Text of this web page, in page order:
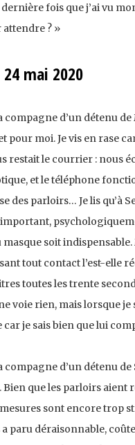
fois que j’ai vu
? »
mai 2020
compagne d’un détenu
pour moi. Je vis en rase
restait le courrier : nous
et le téléphone
des parloirs… Je lis qu’à
masque soit
tout contact l’est-elle
toutes les trente
voie rien, mais lorsque je
car je sais bien que lui
compagne d’un détenu
que les parloirs aient
sont encore trop
paru déraisonnable,